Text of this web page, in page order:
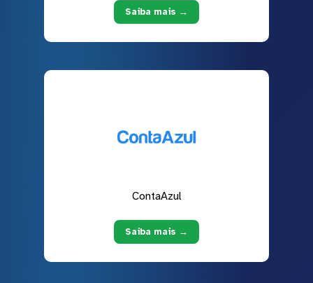
Saiba mais →
ContaAzul
Saiba mais →